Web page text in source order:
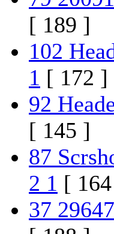
[ 189 ]
102
1 [ 172 ]
92
[ 145 ]
87
2 1 [
37